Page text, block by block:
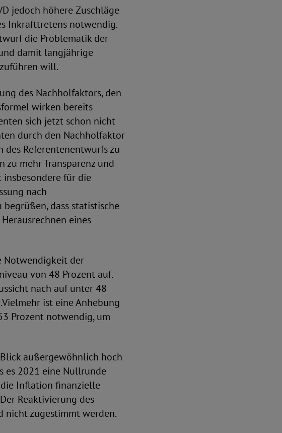
jedoch höhere Zuschläge
Inkrafttretens notwendig.
die Problematik der
damit langjährige
will.
des Nachholfaktors, den
wirken bereits
sich jetzt schon nicht
durch den Nachholfaktor
Referentenentwurfs zu
zu mehr Transparenz und
insbesondere für die
nach
begrüßen, dass statistische
eines
Notwendigkeit der
von 48 Prozent auf.
nach auf unter 48
ist eine Anhebung
Prozent notwendig, um
außergewöhnlich hoch
es 2021 eine Nullrunde
Inflation finanzielle
Reaktivierung des
nicht zugestimmt werden.